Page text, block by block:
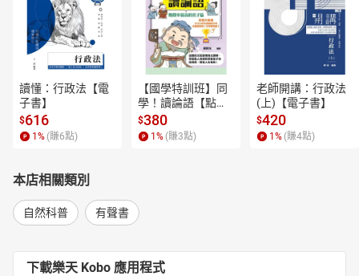
讀懂：行政法【電
子書】
$616
1 % (賺6點)
【國學特訓班】同
學！讀論語【點閱
率最高的孔子篇】
逗趣的文配圖情境
式講解，學習聖人
$380
1 % (賺3點)
老師開講：行政法
(上)【電子書】
$420
1 % (賺4點)
本店相關類別
自然科普 有聲書
下載樂天 Kobo 應用程式